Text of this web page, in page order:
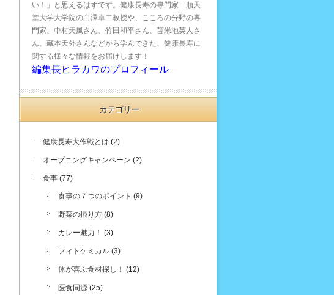
い！」と思えるはずです。健康長寿の専門家 順天
堂大学大学院の白澤卓二教授や、こころの分野の専
門家、中村天風さん、竹田和平さん、苫米地英人さ
ん、藏本天外さんなどから学んできた、健康長寿に
関する様々な情報をお届けします！
編集長ヒラカワのプロフィール
カテゴリー
健康長寿大作戦とは (2)
オープニングキャンペーン (2)
食事 (77)
食事の７つのポイント (9)
野菜の摂り方 (8)
カレー魅力！ (3)
フィトケミカル (3)
体が喜ぶ食材探し！ (12)
医食同源 (25)